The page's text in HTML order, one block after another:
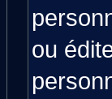
ou